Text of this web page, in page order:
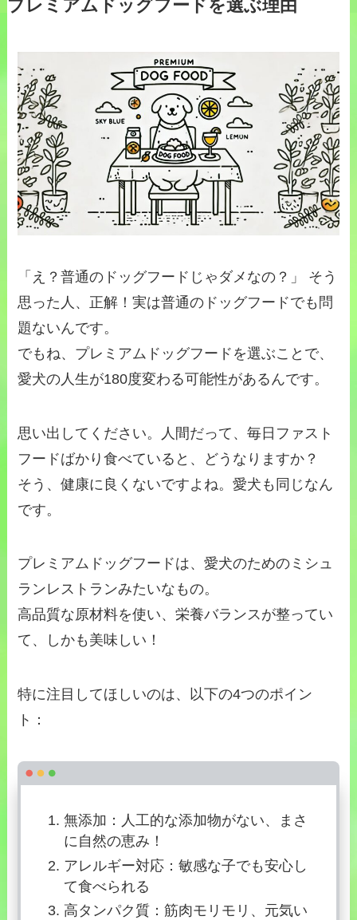
プレミアムドッグフードを選ぶ理由
「え？普通のドッグフードじゃダメなの？」 そう
思った人、正解！実は普通のドッグフードでも問
題ないんです。
でもね、プレミアムドッグフードを選ぶことで、
愛犬の人生が180度変わる可能性があるんです。
思い出してください。人間だって、毎日ファスト
フードばかり食べていると、どうなりますか？
そう、健康に良くないですよね。愛犬も同じなん
です。
プレミアムドッグフードは、愛犬のためのミシュ
ランレストランみたいなもの。
高品質な原材料を使い、栄養バランスが整ってい
て、しかも美味しい！
特に注目してほしいのは、以下の4つのポイン
ト：
無添加：人工的な添加物がない、まさ
に自然の恵み！
アレルギー対応：敏感な子でも安心し
て食べられる
高タンパク質：筋肉モリモリ、元気い